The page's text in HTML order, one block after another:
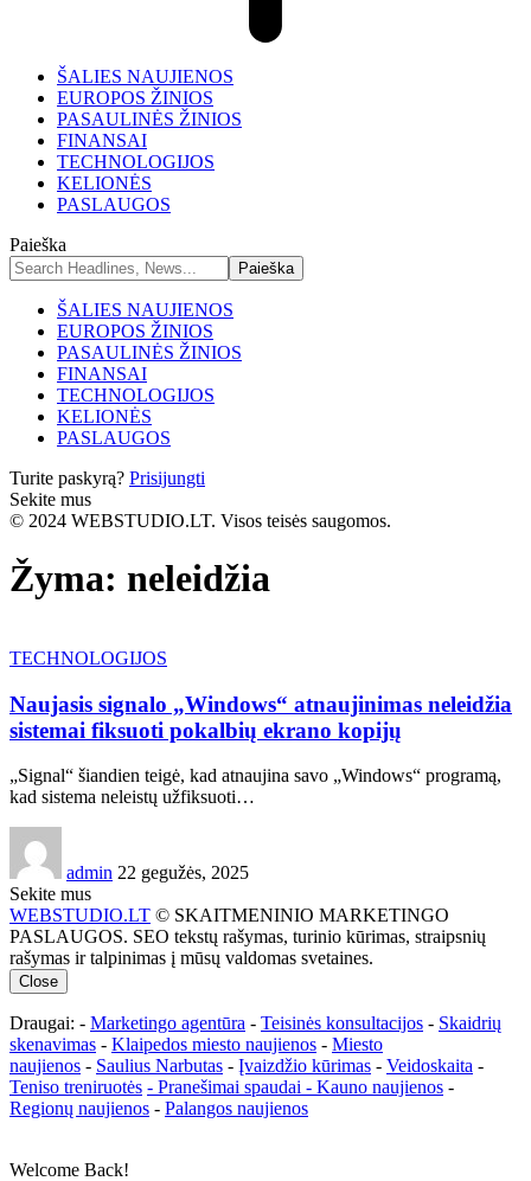
ŠALIES NAUJIENOS
EUROPOS ŽINIOS
PASAULINĖS ŽINIOS
FINANSAI
TECHNOLOGIJOS
KELIONĖS
PASLAUGOS
Paieška
ŠALIES NAUJIENOS
EUROPOS ŽINIOS
PASAULINĖS ŽINIOS
FINANSAI
TECHNOLOGIJOS
KELIONĖS
PASLAUGOS
Turite paskyrą? Prisijungti
Sekite mus
© 2024 WEBSTUDIO.LT. Visos teisės saugomos.
Žyma: neleidžia
TECHNOLOGIJOS
Naujasis signalo „Windows“ atnaujinimas neleidžia
sistemai fiksuoti pokalbių ekrano kopijų
„Signal“ šiandien teigė, kad atnaujina savo „Windows“ programą,
kad sistema neleistų užfiksuoti…
admin 22 gegužės, 2025
Sekite mus
WEBSTUDIO.LT © SKAITMENINIO MARKETINGO
PASLAUGOS. SEO tekstų rašymas, turinio kūrimas, straipsnių
rašymas ir talpinimas į mūsų valdomas svetaines.
Close
Draugai: - Marketingo agentūra - Teisinės konsultacijos - Skaidrių
skenavimas - Klaipedos miesto naujienos - Miesto
naujienos - Saulius Narbutas - Įvaizdžio kūrimas - Veidoskaita -
Teniso treniruotės - Pranešimai spaudai - Kauno naujienos -
Regionų naujienos - Palangos naujienos
Welcome Back!